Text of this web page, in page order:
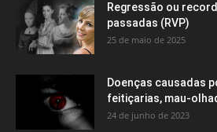
Regressão ou
passadas (RVP)
25 de maio de 2025
Doenças causadas
feitiçarias, mau-
24 de junho de 2023